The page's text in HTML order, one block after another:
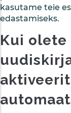
kasutame teie
edastamiseks.
Kui